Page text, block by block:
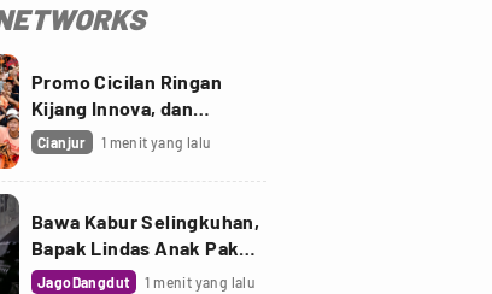
Promo Cicilan Ringan
Kijang Innova, dan
Fortuner Setelah Diskon
PPnBM
Cianjur 1 menit yang lalu
Bawa Kabur Selingkuhan,
Bapak Lindas Anak Pakai
Truk Sawit
JagoDangdut 1 menit yang lalu